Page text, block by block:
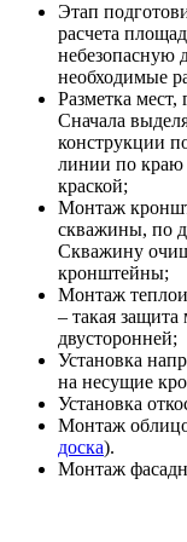
Этап
расчета
небезопасную
необходимые
Разметка
Сначала
конструкции
линии по краю
краской;
Монтаж
скважины, по
Скважину
кронштейны;
Монтаж
– такая
двусторонней;
Установка
на несущие
Установка
Монтаж
доска).
Монтаж